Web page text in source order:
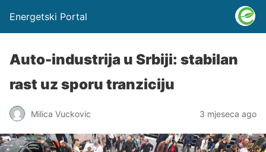
Energetski Portal
Auto-industrija u Srbiji: stabilan
rast uz sporu tranziciju
Milica Vuckovic 3 mjeseca ago